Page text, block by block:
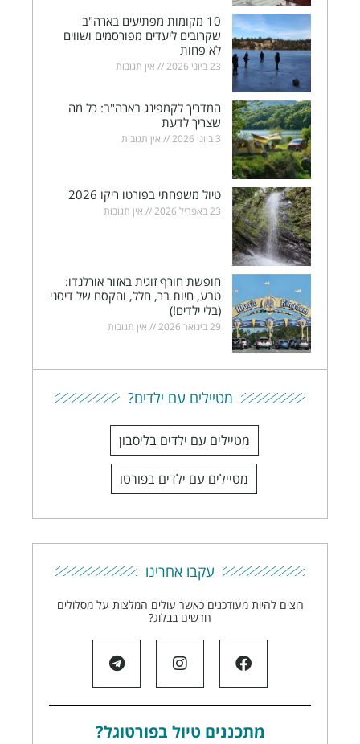
10 מקומות מפתיעים בארה"ב
שקרובים ליעדים מפורסמים ושווים
לא פחות
23 ביוני 2026 אין תגובות
המדריך לקמפינג בארה"ב: כל מה
שצריך לדעת
אין תגובות
טיול משפחתי בפורטו ריקו 2026
23 באפריל 2026 אין תגובות
חופשת חורף זוגית באזור אורלנדו:
טבע, חיות בר, חלל, והקסם של דיסני
(בלי ילדים!)
29 בינואר 2026 אין תגובות
מטיילים עם ילדים?​
מטיילים עם ילדים בליסבון
מטיילים עם ילדים בפורטו
עקבו אחרינו
רוצים להיות מעודכנים כאשר עולים המלצות על מסלולים
חדשים בבלוג?
מתכננים טיול בפורטוגל?